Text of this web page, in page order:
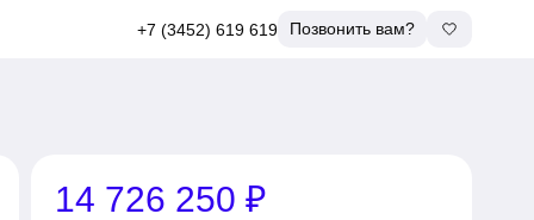
+7 (3452) 619 619 Позвонить вам?
14 726 250 ₽